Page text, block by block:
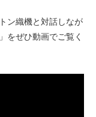
ン織機と対話しなが
をぜひ動画でご覧く